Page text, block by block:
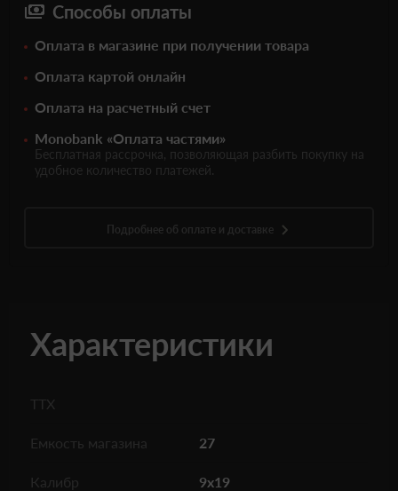
Способы оплаты
Оплата в магазине при получении товара
Оплата картой онлайн
Оплата на расчетный счет
Monobank «Оплата частями»
Бесплатная рассрочка, позволяющая разбить покупку на
удобное количество платежей.
Подробнее об оплате и доставке
Характеристики
ТТХ
Емкость магазина 27
Калибр 9х19